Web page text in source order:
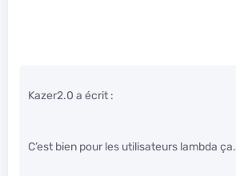
Kazer2.0 a écrit :
C’est bien pour les utilisateurs lambda ça.